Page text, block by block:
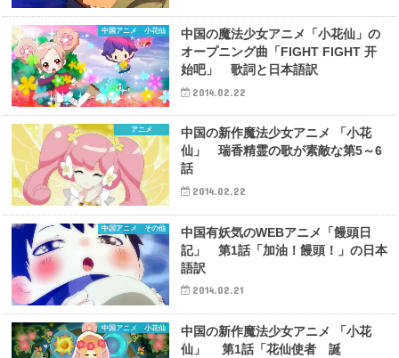
中国アニメ 小花仙
中国の魔法少女アニメ「小花仙」の
オープニング曲「FIGHT FIGHT 开
始吧」 歌詞と日本語訳
2014.02.22
アニメ
中国の新作魔法少女アニメ 「小花
仙」 瑞香精霊の歌が素敵な第5～6
話
2014.02.22
中国アニメ その他
中国有妖気のWEBアニメ「饅頭日
記」 第1話「加油！饅頭！」の日本
語訳
2014.02.21
中国アニメ 小花仙
中国の新作魔法少女アニメ 「小花
仙」 第1話「花仙使者 誕